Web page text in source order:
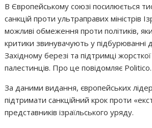
В Європейському союзі посилюється
санкцій проти ультраправих міністрів
можливі обмеження проти політиків,
критики звинувачують у підбурюванні
Західному березі та підтримці
палестинців. Про це повідомляє Politico.
За даними видання, європейських
підтримати санкційний крок проти
представників ізраїльського уряду.